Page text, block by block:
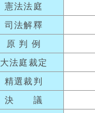
憲法法庭
司法解釋
原 判 例
大法庭裁定
精選裁判
決 議